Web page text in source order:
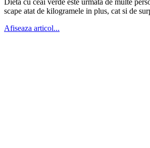
Dieta cu ceai verde este urmata de multe
scape atat de kilogramele in plus, cat si de
Afiseaza articol...